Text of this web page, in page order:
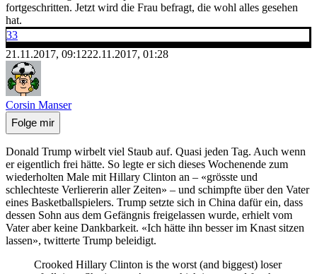
fortgeschritten. Jetzt wird die Frau befragt, die wohl alles gesehen
hat.
33
21.11.2017, 09:1222.11.2017, 01:28
Corsin Manser
Folge mir
Donald Trump wirbelt viel Staub auf. Quasi jeden Tag. Auch wenn
er eigentlich frei hätte. So legte er sich dieses Wochenende zum
wiederholten Male mit Hillary Clinton an – «grösste und
schlechteste Verliererin aller Zeiten» – und schimpfte über den Vater
eines Basketballspielers. Trump setzte sich in China dafür ein, dass
dessen Sohn aus dem Gefängnis freigelassen wurde, erhielt vom
Vater aber keine Dankbarkeit. «Ich hätte ihn besser im Knast sitzen
lassen», twitterte Trump beleidigt.
Crooked Hillary Clinton is the worst (and biggest) loser